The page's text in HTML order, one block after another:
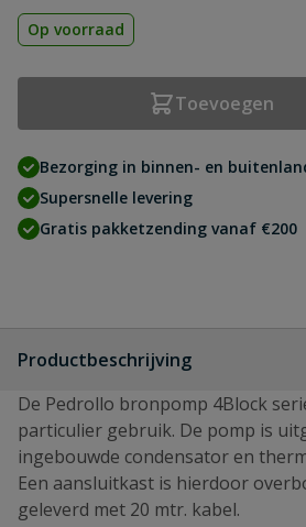
Op voorraad
Toevoegen
Bezorging in binnen- en
Supersnelle levering
Gratis pakketzending vanaf €200
Productbeschrijving
De Pedrollo bronpomp 4Block
particulier gebruik. De pomp is
ingebouwde condensator en
Een aansluitkast is hierdoor
geleverd met 20 mtr. kabel.